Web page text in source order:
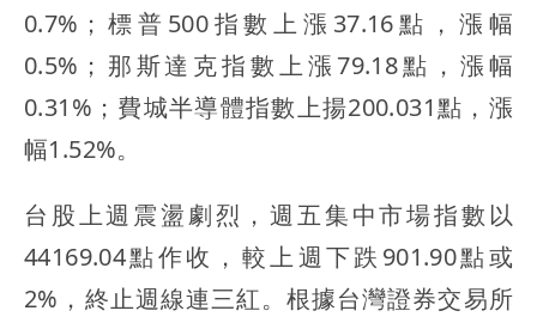
0.7%；標普500指數上漲37.16點，漲幅
0.5%；那斯達克指數上漲79.18點，漲幅
0.31%；費城半導體指數上揚200.031點，漲
幅1.52%。
台股上週震盪劇烈，週五集中市場指數以
44169.04點作收，較上週下跌901.90點或
2%，終止週線連三紅。根據台灣證券交易所